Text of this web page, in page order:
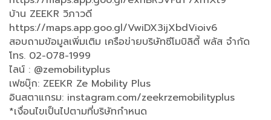
บ้าน ZEEKR วิภาวดี
https://maps.app.goo.gl/VwiDX3ijXbdVioiv6
สอบถามข้อมูลเพิ่มเติม เครือข่ายบริษัทซีโมบิลิตี้ พลัส จำกัด
โทร. 02-078-1999
ไลน์ : @zemobilityplus
เฟซบุ๊ก: ZEEKR Ze Mobility Plus
อินสตาแกรม: instagram.com/zeekrzemobilityplus
*เงื่อนไขเป็นไปตามที่บริษัทกำหนด